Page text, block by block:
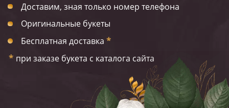
Доставим, зная только номер телефона
Оригинальные букеты
Бесплатная доставка *
* при заказе букета с каталога сайта